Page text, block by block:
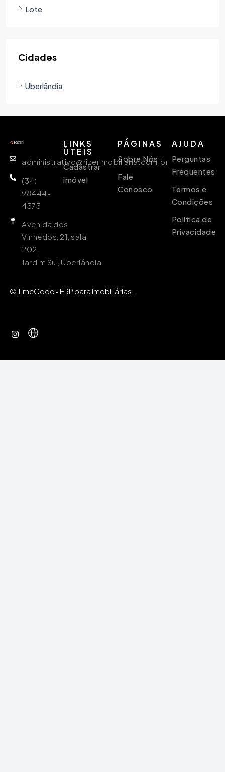
Lote
Cidades
Uberlândia
administrativo@rizerimobiliaria.com.br
(34)
98444-
4373
Avenida dos
Vinhedos, 21, sala
202,
Jardim Sul, Uberlândia
LINKS
ÙTEIS
Cadastrar
imóvel
PÁGINAS
Sobre Nós
Fale
Conosco
AJUDA
Perguntas
Frequentes
Termos e
Condições
Política de
Privacidade
© TimeCode - ERP para imobiliárias.